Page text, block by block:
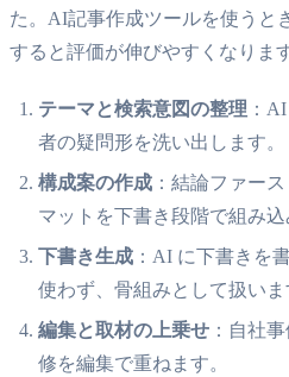
た。AI記事作成ツールを使うと
すると評価が伸びやすくなります
テーマと検索意図の整理 ：
者の疑問形を洗い出します。
構成案の作成 ：結論ファー
マットを下書き段階で組み込
下書き生成 ：AI に下書きを
使わず、骨組みとして扱いま
編集と取材の上乗せ ：自社
修を編集で重ねます。